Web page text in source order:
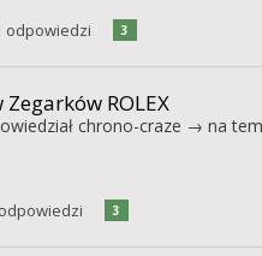
odpowiedzi 3
ROLEX
chrono-craze → na
3